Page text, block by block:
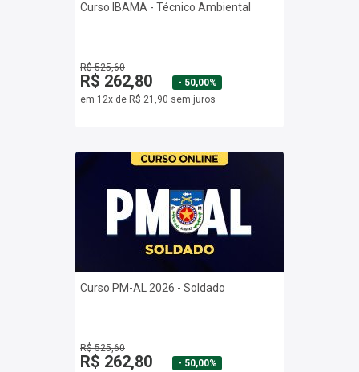
Curso IBAMA - Técnico Ambiental
R$ 525,60
R$ 262,80
- 50,00%
em 12x de R$ 21,90 sem juros
Curso PM-AL 2026 - Soldado
R$ 525,60
R$ 262,80
- 50,00%